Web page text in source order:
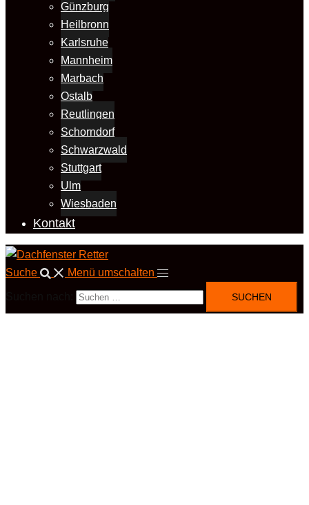
Günzburg
Heilbronn
Karlsruhe
Mannheim
Marbach
Ostalb
Reutlingen
Schorndorf
Schwarzwald
Stuttgart
Ulm
Wiesbaden
Kontakt
Suche Menü umschalten